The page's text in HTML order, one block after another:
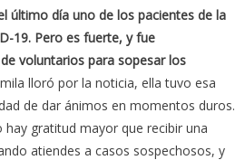
último día uno de los pacientes de la
19. Pero es fuerte, y fue
voluntarios para sopesar los
lloró por la noticia, ella tuvo esa
de dar ánimos en momentos duros.
hay gratitud mayor que recibir una
atiendes a casos sospechosos, y